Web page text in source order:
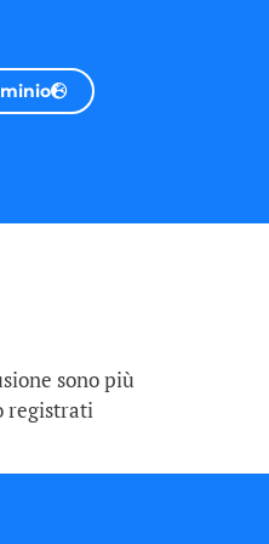
sono più
registrati